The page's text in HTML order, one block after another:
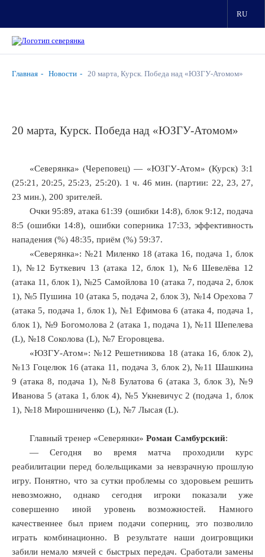
RU
Главная Новости 20 марта, Курск. Победа над «ЮЗГУ-Атомом»
20 марта, Курск. Победа над «ЮЗГУ-Атомом»
«Северянка» (Череповец) — «ЮЗГУ-Атом» (Курск) 3:1
(25:21, 20:25, 25:23, 25:20). 1 ч. 46 мин. (партии: 22, 23, 27,
23 мин.), 200 зрителей.
Очки 95:89, атака 61:39 (ошибки 14:8), блок 9:12, подача
8:5 (ошибки 14:8), ошибки соперника 17:33, эффективность
нападения (%) 48:35, приём (%) 59:37.
«Северянка»: №21 Миленко 18 (атака 16, подача 1, блок
1), №12 Буткевич 13 (атака 12, блок 1), №6 Шевелёва 12
(атака 11, блок 1), №25 Самойлова 10 (атака 7, подача 2, блок
1), №5 Пушина 10 (атака 5, подача 2, блок 3), №14 Орехова 7
(атака 5, подача 1, блок 1), №1 Ефимова 6 (атака 4, подача 1,
блок 1), №9 Богомолова 2 (атака 1, подача 1), №11 Шепелева
(L), №18 Соколова (L), №7 Егоровцева.
«ЮЗГУ-Атом»: №12 Решетникова 18 (атака 16, блок 2),
№13 Гоцелюк 16 (атака 11, подача 3, блок 2), №11 Шашкина
9 (атака 8, подача 1), №8 Булатова 6 (атака 3, блок 3), №9
Иванова 5 (атака 1, блок 4), №5 Укневичус 2 (подача 1, блок
1), №18 Мирошниченко (L), №7 Лысая (L).
Главный тренер «Северянки» Роман Самбурский:
— Сегодня во время матча проходили курс
реабилитации перед болельщиками за невзрачную прошлую
игру. Понятно, что за сутки проблемы со здоровьем решить
невозможно, однако сегодня игроки показали уже
совершенно иной уровень возможностей. Намного
качественнее был прием подачи соперниц, это позволило
играть комбинационно. В результате наши доигровщики
забили немало мячей с быстрых передач. Сработали замены